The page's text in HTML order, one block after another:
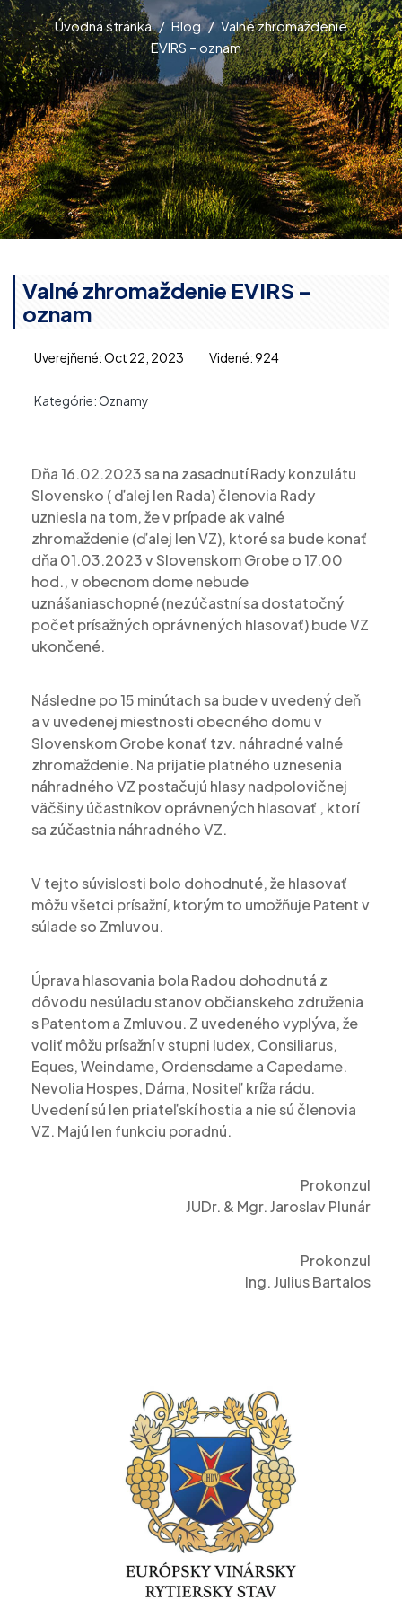
Úvodná stránka Blog
Valné zhromaždenie
EVIRS – oznam
Valné zhromaždenie EVIRS –
oznam
Uverejňené: Oct 22, 2023 Videné: 924
Kategórie:Oznamy
Dňa 16.02.2023 sa na zasadnutí Rady konzulátu
Slovensko ( ďalej len Rada) členovia Rady
uzniesla na tom, že v prípade ak valné
zhromaždenie (ďalej len VZ), ktoré sa bude konať
dňa 01.03.2023 v Slovenskom Grobe o 17.00
hod., v obecnom dome nebude
uznášaniaschopné (nezúčastní sa dostatočný
počet prísažných oprávnených hlasovať) bude VZ
ukončené.
Následne po 15 minútach sa bude v uvedený deň
a v uvedenej miestnosti obecného domu v
Slovenskom Grobe konať tzv. náhradné valné
zhromaždenie. Na prijatie platného uznesenia
náhradného VZ postačujú hlasy nadpolovičnej
väčšiny účastníkov oprávnených hlasovať , ktorí
sa zúčastnia náhradného VZ.
V tejto súvislosti bolo dohodnuté, že hlasovať
môžu všetci prísažní, ktorým to umožňuje Patent v
súlade so Zmluvou.
Úprava hlasovania bola Radou dohodnutá z
dôvodu nesúladu stanov občianskeho združenia
s Patentom a Zmluvou. Z uvedeného vyplýva, že
voliť môžu prísažní v stupni Iudex, Consiliarus,
Eques, Weindame, Ordensdame a Capedame.
Nevolia Hospes, Dáma, Nositeľ kríža rádu.
Uvedení sú len priateľskí hostia a nie sú členovia
VZ. Majú len funkciu poradnú.
Prokonzul
JUDr. & Mgr. Jaroslav Plunár
Prokonzul
Ing. Julius Bartalos